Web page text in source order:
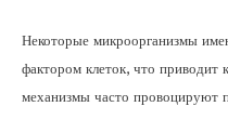
Некоторые микроорганизмы
фактором клеток, что
механизмы часто провоцируют